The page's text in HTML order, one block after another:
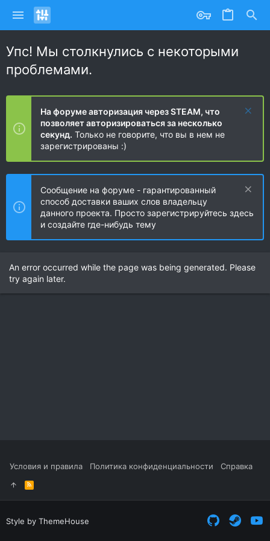
Упс! Мы столкнулись с некоторыми
проблемами.
На форуме авторизация через STEAM, что
позволяет авторизироваться за несколько
секунд. Только не говорите, что вы в нем не
зарегистрированы :)
Сообщение на форуме - гарантированный
способ доставки ваших слов владельцу
данного проекта. Просто зарегистрируйтесь здесь
и создайте где-нибудь тему
An error occurred while the page was being generated. Please
try again later.
Условия и правила Политика конфиденциальности Справка
R
S
S
Style by ThemeHouse